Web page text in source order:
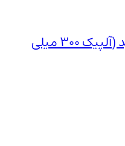
کپسول آلفا لیپوئیک اسید (آلپیک 300 میلی